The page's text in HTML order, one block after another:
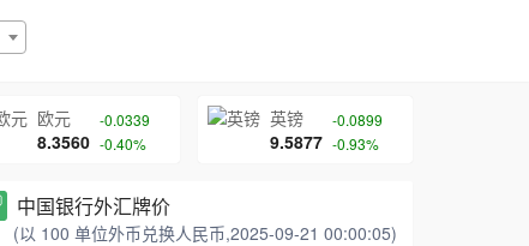
欧元
8.3560
-0.0339
-0.40%
英镑
9.5877
-0.0899
-0.93%
中国银行外汇牌价
(以 100 单位外币兑换人民币,2025-09-21 00:00:05)